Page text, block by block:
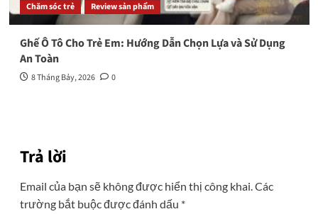
Chăm sóc trẻ Review sản phẩm
Ghế Ô Tô Cho Trẻ Em: Hướng Dẫn Chọn Lựa và Sử Dụng
An Toàn
8 Tháng Bảy, 2026 0
Trả lời
Email của bạn sẽ không được hiển thị công khai.Các
trường bắt buộc được đánh dấu *